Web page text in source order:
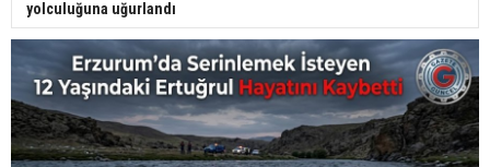
yolculuğuna uğurlandı